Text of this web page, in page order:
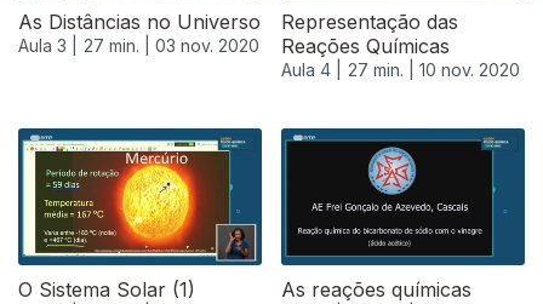
As Distâncias no Universo
Aula 3 | 27 min. | 03 nov. 2020
Representação das
Reações Químicas
Aula 4 | 27 min. | 10 nov. 2020
O Sistema Solar (1) As reações químicas